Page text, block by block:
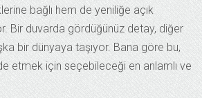
bağlı hem de yeniliğe açık
Bir duvarda gördüğünüz detay, diğer
bir dünyaya taşıyor. Bana göre bu,
etmek için seçebileceği en anlamlı ve